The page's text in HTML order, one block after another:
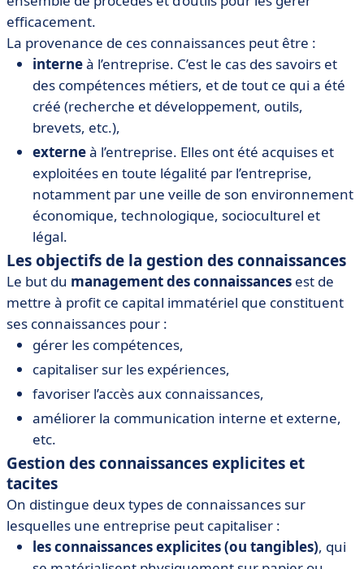
efficacement.
La provenance de ces connaissances peut être :
interneà l’entreprise. C’est le cas des savoirs et
des compétences métiers, et de tout ce qui a été
créé (recherche et développement, outils,
brevets, etc.),
externeà l’entreprise. Elles ont été acquises et
exploitées en toute légalité par l’entreprise,
notamment par une veille de son environnement
économique, technologique, socioculturel et
légal.
Les objectifs de la gestion des connaissances
Le but du management des connaissances est de
mettre à profit ce capital immatériel que constituent
ses connaissances pour :
gérer les compétences,
capitaliser sur les expériences,
favoriser l’accès aux connaissances,
améliorer la communication interne et externe,
etc.
Gestion des connaissances explicites et
tacites
On distingue deux types de connaissances sur
lesquelles une entreprise peut capitaliser :
les connaissances explicites (ou tangibles), qui